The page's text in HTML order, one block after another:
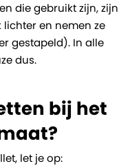
die gebruikt zijn, zijn
en nemen ze
gestapeld). In alle
dus.
bij het
let je op: